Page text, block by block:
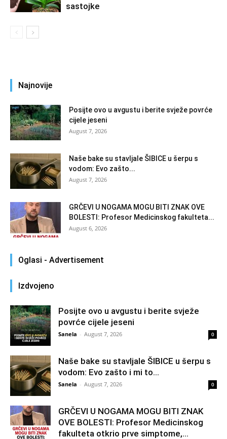
sastojke
Najnovije
Posijte ovo u avgustu i berite svježe povrće
cijele jeseni
August 7, 2026
Naše bake su stavljale ŠIBICE u šerpu s
vodom: Evo zašto...
August 7, 2026
GRČEVI U NOGAMA MOGU BITI ZNAK OVE
BOLESTI: Profesor Medicinskog fakulteta...
August 6, 2026
Oglasi - Advertisement
Izdvojeno
Posijte ovo u avgustu i berite svježe
povrće cijele jeseni
Sanela - August 7, 2026 0
Naše bake su stavljale ŠIBICE u šerpu s
vodom: Evo zašto i mi to...
Sanela - August 7, 2026 0
GRČEVI U NOGAMA MOGU BITI ZNAK
OVE BOLESTI: Profesor Medicinskog
fakulteta otkrio prve simptome,...